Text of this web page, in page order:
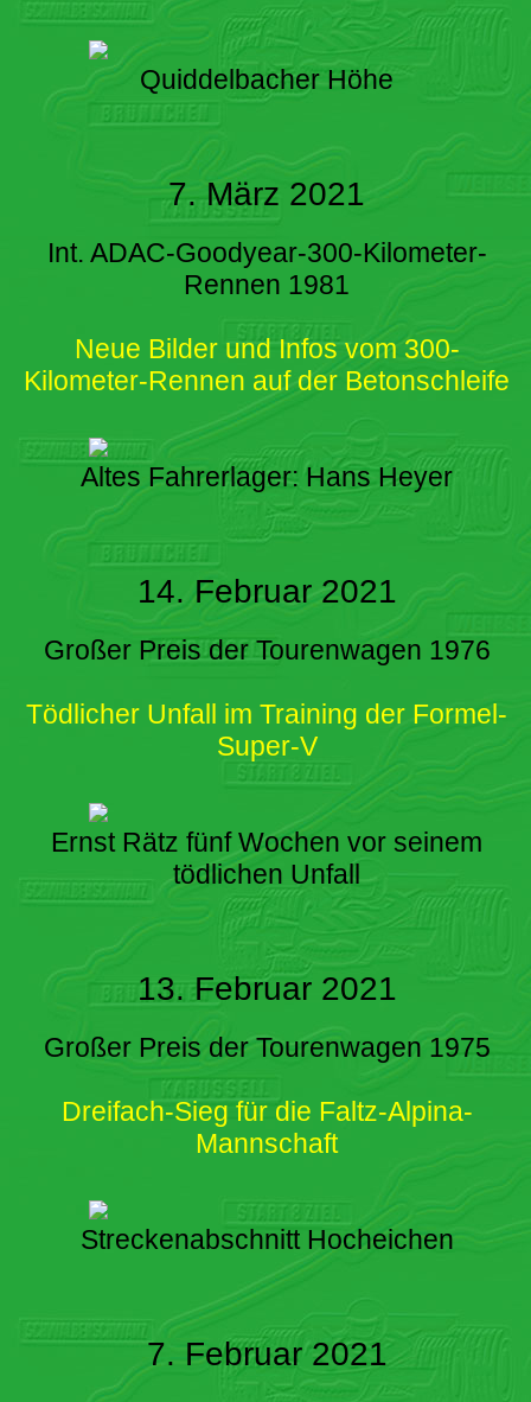
Quiddelbacher Höhe
7. März 2021
Int. ADAC-Goodyear-300-Kilometer-
Rennen 1981
Neue Bilder und Infos vom 300-
Kilometer-Rennen auf der Betonschleife
Altes Fahrerlager: Hans Heyer
14. Februar 2021
Großer Preis der Tourenwagen 1976
Tödlicher Unfall im Training der Formel-
Super-V
Ernst Rätz fünf Wochen vor seinem
tödlichen Unfall
13. Februar 2021
Großer Preis der Tourenwagen 1975
Dreifach-Sieg für die Faltz-Alpina-
Mannschaft
Streckenabschnitt Hocheichen
7. Februar 2021